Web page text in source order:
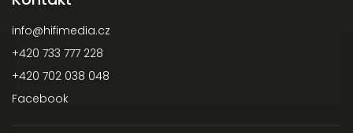
info@hifimedia.cz
+420 733 777 228
+420 702 038 048
Facebook